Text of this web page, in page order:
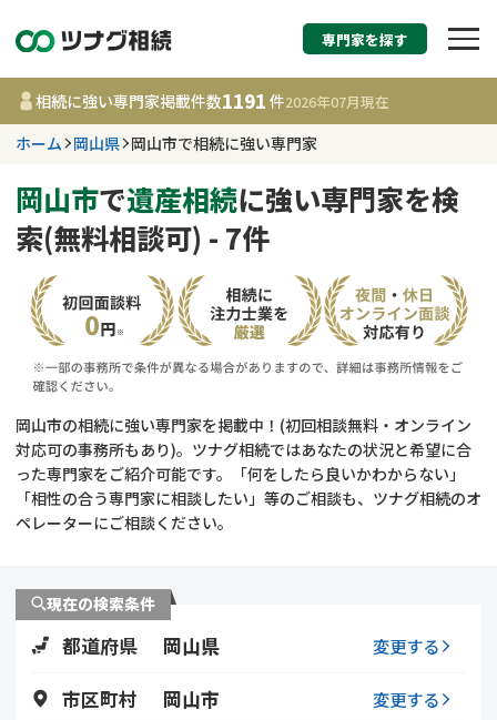
相続税申告・相続手
す
岡山県
事務所
相談内容で探す
相続登記
遺留分侵害額請求
コラム
相続手続き
専門家を探す
相続に強い専門家掲載件数1191 件2026年07月現在
ホーム 岡山県 岡山市で相続に強い専門家
岡山市で遺産相続に強い専門家を検
索(無料相談可) - 7件
岡山市の相続に強い専門家を掲載中！(初回相談無料・オンライン
対応可の事務所もあり)。ツナグ相続ではあなたの状況と希望に合
った専門家をご紹介可能です。「何をしたら良いかわからない」
「相性の合う専門家に相談したい」等のご相談も、ツナグ相続のオ
ペレーターにご相談ください。
現在の検索条件
都道府県 岡山県 変更する
市区町村 岡山市 変更する